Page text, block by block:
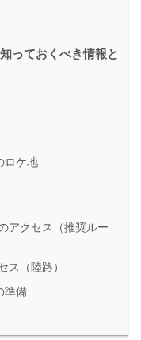
っておくべき情報と
ロケ地
アクセス（推奨ルー
ス（陸路）
準備